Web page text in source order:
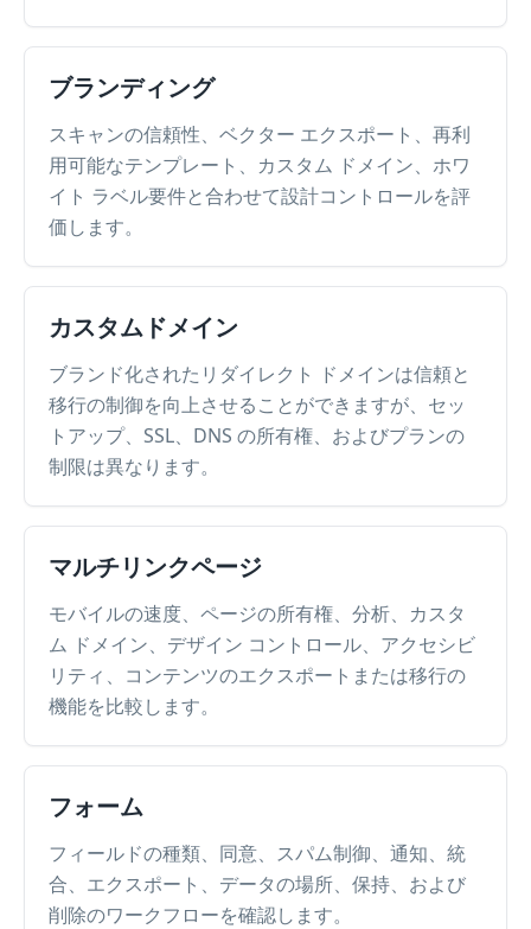
ブランディング
スキャンの信頼性、ベクター エクスポート、再利
用可能なテンプレート、カスタム ドメイン、ホワ
イト ラベル要件と合わせて設計コントロールを評
価します。
カスタムドメイン
ブランド化されたリダイレクト ドメインは信頼と
移行の制御を向上させることができますが、セッ
トアップ、SSL、DNS の所有権、およびプランの
制限は異なります。
マルチリンクページ
モバイルの速度、ページの所有権、分析、カスタ
ム ドメイン、デザイン コントロール、アクセシビ
リティ、コンテンツのエクスポートまたは移行の
機能を比較します。
フォーム
フィールドの種類、同意、スパム制御、通知、統
合、エクスポート、データの場所、保持、および
削除のワークフローを確認します。